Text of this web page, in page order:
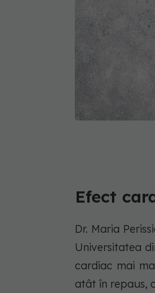
Efect
Dr. Maria
Universitatea
cardiac mai
atât în repaus,